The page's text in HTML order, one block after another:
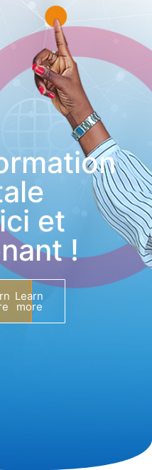
et
!
Learn
more